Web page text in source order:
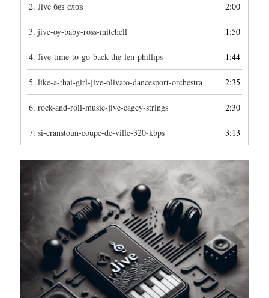
2.Jive без слов 2:00
3.jive-oy-baby-ross-mitchell 1:50
4.Jive-time-to-go-back-the-len-phillips 1:44
5.like-a-thai-girl-jive-olivato-dancesport-orchestra 2:35
6.rock-and-roll-music-jive-cagey-strings 2:30
7.si-cranstoun-coupe-de-ville-320-kbps 3:13